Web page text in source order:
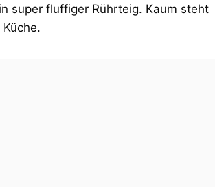
super fluffiger Rührteig. Kaum steht